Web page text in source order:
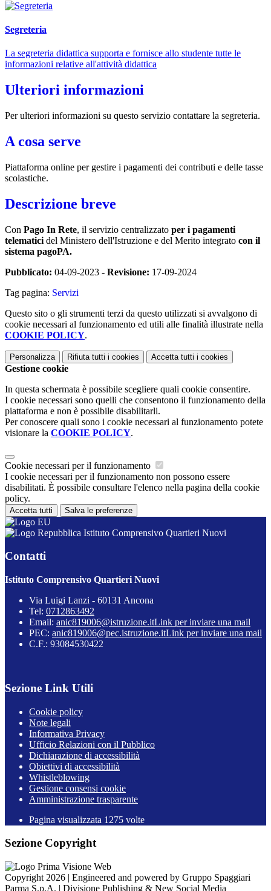
Segreteria
La segreteria didattica supporta e fornisce allo studente tutte le
informazioni relative all'attività didattica
Ulteriori informazioni
Per ulteriori informazioni su questo servizio contattare la segreteria.
A cosa serve
Piattaforma online per gestire i pagamenti dei contributi e delle tasse
scolastiche.
Descrizione breve
Con Pago In Rete, il servizio centralizzato per i pagamenti
telematici del Ministero dell'Istruzione e del Merito integrato con il
sistema pagoPA.
Pubblicato: 04-09-2023 - Revisione: 17-09-2024
Tag pagina: Servizi
Questo sito o gli strumenti terzi da questo utilizzati si avvalgono di
cookie necessari al funzionamento ed utili alle finalità illustrate nella
COOKIE POLICY.
Personalizza Rifiuta tutti i cookies Accetta tutti i cookies
Gestione cookie
In questa schermata è possibile scegliere quali cookie consentire.
I cookie necessari sono quelli che consentono il funzionamento della
piattaforma e non è possibile disabilitarli.
Per conoscere quali sono i cookie necessari al funzionamento potete
visionare la COOKIE POLICY.
Cookie necessari per il funzionamento
I cookie necessari per il funzionamento non possono essere
disabilitati. È possibile consultare l'elenco nella pagina della cookie
policy.
Accetta tutti Salva le preferenze
Istituto Comprensivo Quartieri Nuovi
Contatti
Istituto Comprensivo Quartieri Nuovi
Via Luigi Lanzi - 60131 Ancona
Tel: 0712863492
Email: anic819006@istruzione.itLink per inviare una mail
PEC: anic819006@pec.istruzione.itLink per inviare una mail
C.F.: 93084530422
Sezione Link Utili
Cookie policy
Note legali
Informativa Privacy
Ufficio Relazioni con il Pubblico
Dichiarazione di accessibilità
Obiettivi di accessibilità
Whistleblowing
Gestione consensi cookie
Amministrazione trasparente
Pagina visualizzata 1275 volte
Sezione Copyright
Copyright 2026 | Engineered and powered by Gruppo Spaggiari
Parma S.p.A. | Divisione Publishing & New Social Media